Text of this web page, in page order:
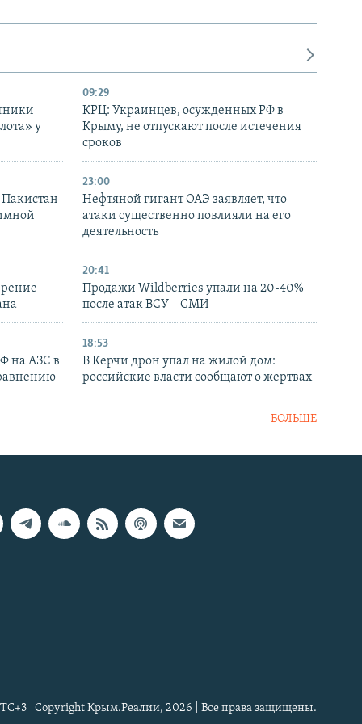
у
09:29
КРЦ: Украинцев, осужденных РФ в
Крыму, не отпускают после истечения
сроков
23:00
Нефтяной гигант ОАЭ заявляет, что
атаки существенно повлияли на его
деятельность
20:41
Продажи Wildberries упали на 20-40%
после атак ВСУ – СМИ
на АЗС в
18:53
В Керчи дрон упал на жилой дом:
российские власти сообщают о жертвах
БОЛЬШЕ
Copyright Крым.Реалии, 2026 | Все права защищены.